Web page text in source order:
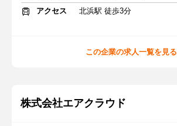
アクセス
北浜駅 徒歩3分
この企業の求人一覧を見る
株式会社エアクラウド